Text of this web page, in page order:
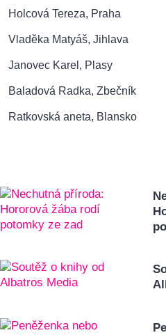
Holcová Tereza, Praha
Vladěka Matyáš, Jihlava
Janovec Karel, Plasy
Baladová Radka, Zbečník
Ratkovská aneta, Blansko